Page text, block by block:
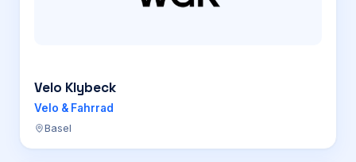
Velo Klybeck
Velo & Fahrrad
Basel